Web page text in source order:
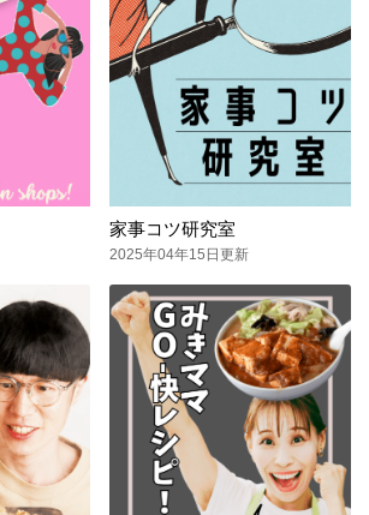
家事コツ研究室
2025年04年15日更新